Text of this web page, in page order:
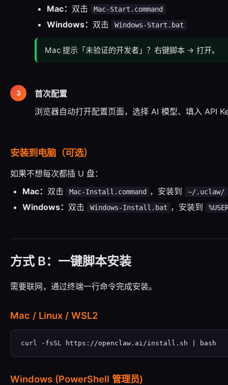
Mac： 双击 Mac-Start.command
Windows： 双击 Windows-Start.bat
Mac 提示「未验证的开发者」？右键脚本 → 打开。
首次配置
浏览器自动打开配置页面，选择 AI 模型、填入 API
安装到电脑（可选）
如果不想每次都插 U 盘：
Mac： 双击 Mac-Install.command ，安装到 ~/.uclaw/
Windows： 双击 Windows-Install.bat ，安装到
方式 B：一键脚本安装
需要联网，通过终端一行命令完成安装。
Mac / Linux / WSL2
curl -fsSL https://openclaw.ai/install.sh | bash
Windows (PowerShell 管理员)